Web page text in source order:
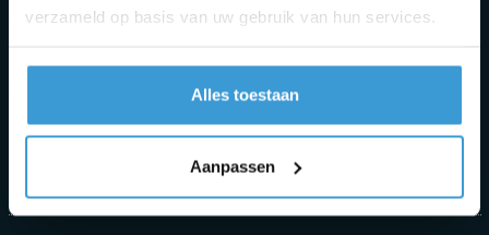
verzameld op basis van uw gebruik van hun services.
Alles toestaan
Aanpassen
Travelsmaker.nl